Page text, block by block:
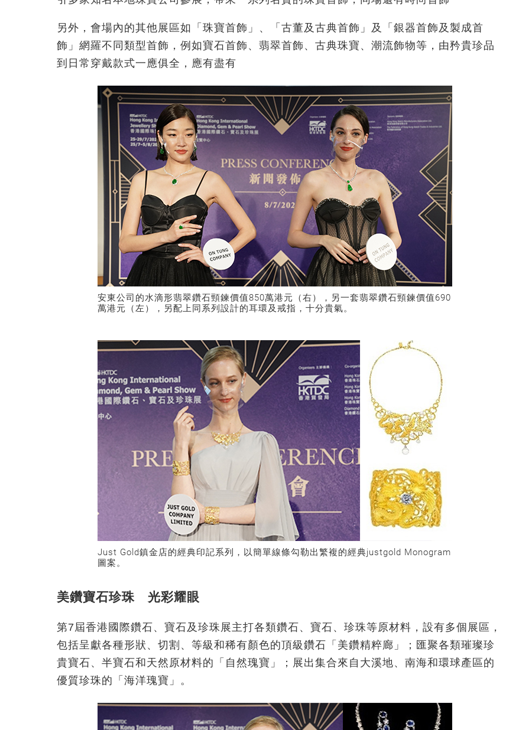
另外，會場內的其他展區如「珠寶首飾」、「古董及古典首飾」及「銀器首飾及製成首
飾」網羅不同類型首飾，例如寶石首飾、翡翠首飾、古典珠寶、潮流飾物等，由矜貴珍品
到日常穿戴款式一應俱全，應有盡有
安東公司的水滴形翡翠鑽石頸鍊價值850萬港元（右），另一套翡翠鑽石頸鍊價值690
萬港元（左），另配上同系列設計的耳環及戒指，十分貴氣。
Just Gold鎮金店的經典印記系列，以簡單線條勾勒出繁複的經典justgold Monogram
圖案。
美鑽寶石珍珠 光彩耀眼
第7屆香港國際鑽石、寶石及珍珠展主打各類鑽石、寶石、珍珠等原材料，設有多個展區，
包括呈獻各種形狀、切割、等級和稀有顏色的頂級鑽石「美鑽精粹廊」；匯聚各類璀璨珍
貴寶石、半寶石和天然原材料的「自然瑰寶」；展出集合來自大溪地、南海和環球產區的
優質珍珠的「海洋瑰寶」。